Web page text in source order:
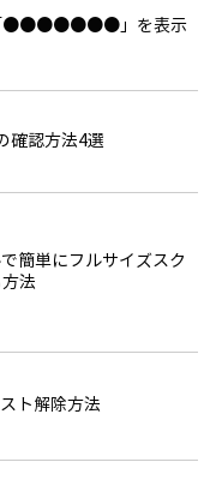
「●●●●●●●」を表示
確認方法4選
簡単にフルサイズスク
法
ト解除方法